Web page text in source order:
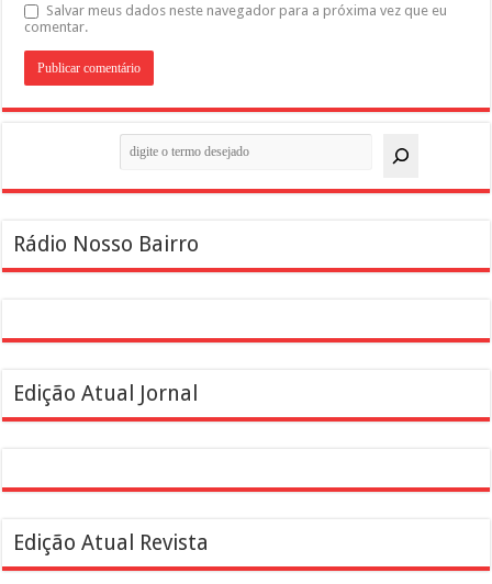
Salvar meus dados neste navegador para a próxima vez que eu
comentar.
Rádio Nosso Bairro
Edição Atual Jornal
Edição Atual Revista